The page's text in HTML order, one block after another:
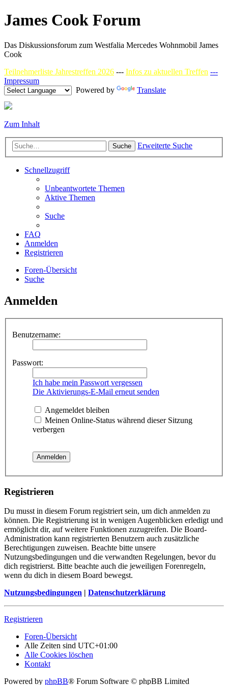
James Cook Forum
Das Diskussionsforum zum Westfalia Mercedes Wohnmobil James
Cook
Teilnehmerliste Jahrestreffen 2026 --- Infos zu aktuellen Treffen ---
Impressum
Powered by
Translate
Zum Inhalt
Suche Erweiterte Suche
Schnellzugriff
Unbeantwortete Themen
Aktive Themen
Suche
FAQ
Anmelden
Registrieren
Foren-Übersicht
Suche
Anmelden
Benutzername:
Passwort:
Ich habe mein Passwort vergessen
Die Aktivierungs-E-Mail erneut senden
Angemeldet bleiben
Meinen Online-Status während dieser Sitzung
verbergen
Registrieren
Du musst in diesem Forum registriert sein, um dich anmelden zu
können. Die Registrierung ist in wenigen Augenblicken erledigt und
ermöglicht dir, auf weitere Funktionen zuzugreifen. Die Board-
Administration kann registrierten Benutzern auch zusätzliche
Berechtigungen zuweisen. Beachte bitte unsere
Nutzungsbedingungen und die verwandten Regelungen, bevor du
dich registrierst. Bitte beachte auch die jeweiligen Forenregeln,
wenn du dich in diesem Board bewegst.
Nutzungsbedingungen | Datenschutzerklärung
Registrieren
Foren-Übersicht
Alle Zeiten sind UTC+01:00
Alle Cookies löschen
Kontakt
Powered by phpBB® Forum Software © phpBB Limited